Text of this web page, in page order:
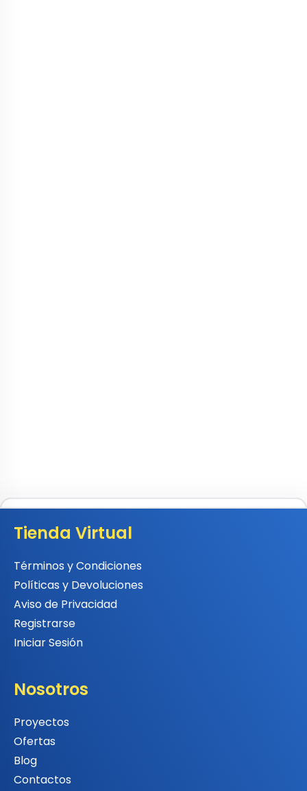
Tienda Virtual
Términos y Condiciones
Políticas y Devoluciones
Aviso de Privacidad
Registrarse
Iniciar Sesión
Nosotros
Proyectos
Ofertas
Blog
Contactos